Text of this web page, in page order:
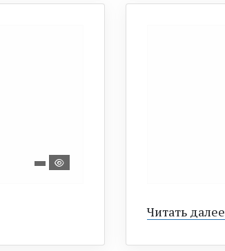
Читать далее